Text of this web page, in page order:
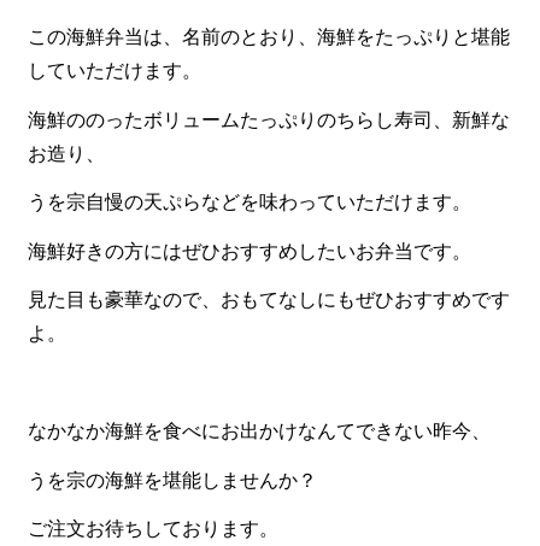
お魚メイン弁当
お野菜メイン弁当
旬の食材弁当
近江(滋賀)地方ゆかりの弁当
四得オードブル
寿司・会席膳
一品料理
お食い初め・お子様膳
無料貸し出し
この海鮮弁当は、名前のとおり、海鮮をたっぷりと堪能
していただけます。
海鮮ののったボリュームたっぷりのちらし寿司、新鮮な
お造り、
うを宗自慢の天ぷらなどを味わっていただけます。
海鮮好きの方にはぜひおすすめしたいお弁当です。
見た目も豪華なので、おもてなしにもぜひおすすめです
よ。
なかなか海鮮を食べにお出かけなんてできない昨今、
うを宗の海鮮を堪能しませんか？
ご注文お待ちしております。